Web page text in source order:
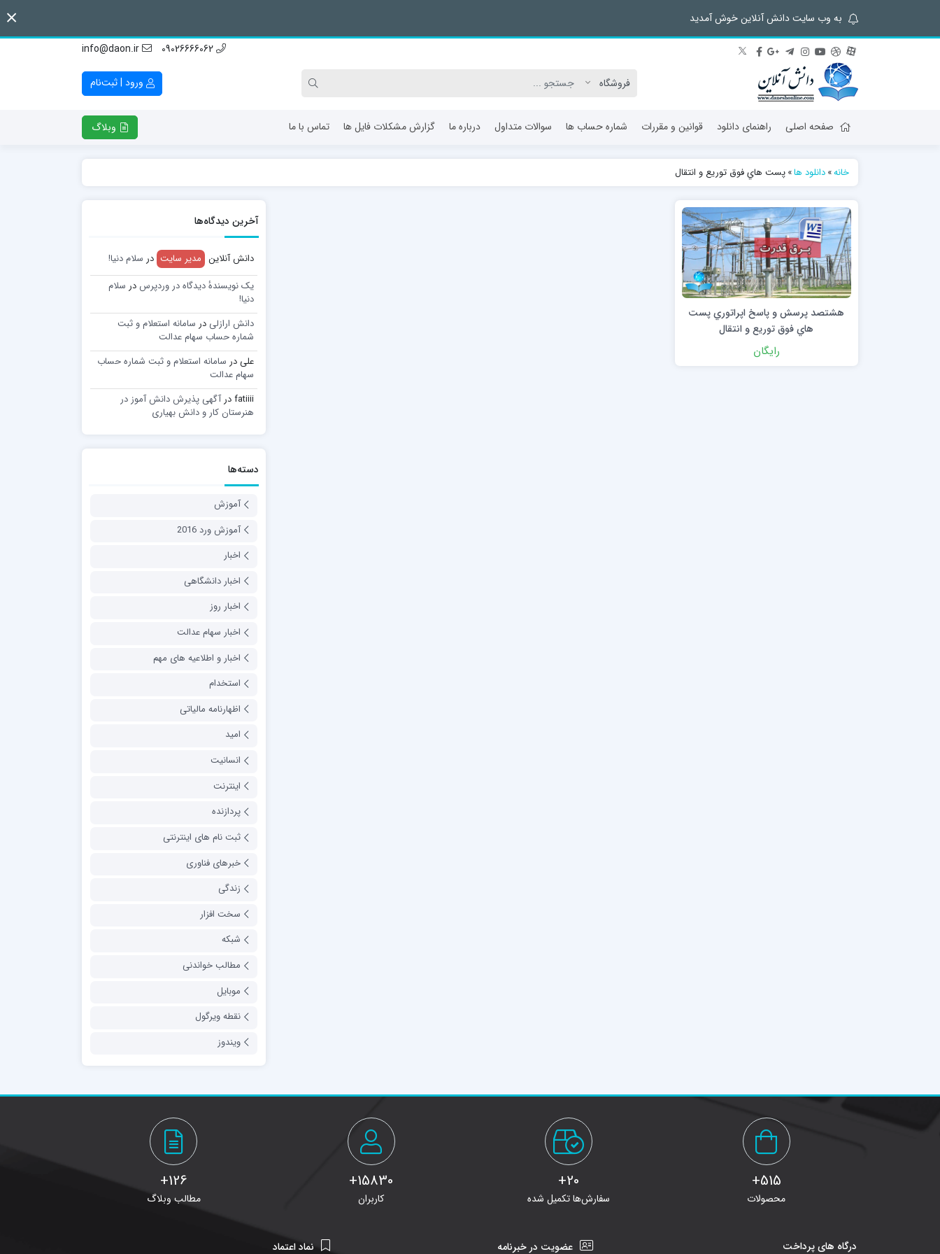
به وب سایت دانش آنلاین خوش آمدید
09026666062
info@daon.ir
ورود | ثبت‌نام
صفحه اصلی راهنمای دانلود قوانین و مقررات شماره حساب ها سوالات متداول درباره ما گزارش مشکلات فایل ها تماس با ما وبلاگ
خانه»دانلود ها»پست هاي فوق توریع و انتقال
هشتصد پرسش و پاسخ اپراتوري پست
هاي فوق توریع و انتقال
رایگان
آخرین دیدگاه‌ها
دانش آنلاین مدیر سایت در سلام دنیا!
یک نویسندهٔ دیدگاه در وردپرس در سلام
دنیا!
دانش ارازلی در سامانه استعلام و ثبت
شماره حساب سهام عدالت
علیدر سامانه استعلام و ثبت شماره حساب
سهام عدالت
fatiiiiدرآگهی پذیرش دانش آموز در
هنرستان کار و دانش بهیاری
دسته‌ها
آموزش
آموزش ورد 2016
اخبار
اخبار دانشگاهی
اخبار روز
اخبار سهام عدالت
اخبار و اطلاعیه های مهم
استخدام
اظهارنامه مالیاتی
امید
انسانیت
اینترنت
پردازنده
ثبت نام های اینترنتی
خبرهای فناوری
زندگی
سخت افزار
شبکه
مطالب خواندنی
موبایل
نقطه ویرگول
ویندوز
515+
محصولات
20+
سفارش‌ها تکمیل شده
15830+
کاربران
126+
مطالب وبلاگ
درگاه های پرداخت عضویت در خبرنامه نماد اعتماد